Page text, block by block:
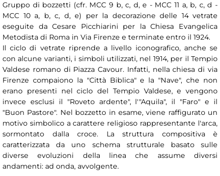
Gruppo di bozzetti (cfr. MCC 9 b, c, d, e - MCC 11 a, b, c, d -
MCC 10 a, b, c, d, e) per la decorazione delle 14 vetrate
eseguite da Cesare Picchiarini per la Chiesa Evangelica
Metodista di Roma in Via Firenze e terminate entro il 1924.
Il ciclo di vetrate riprende a livello iconografico, anche se
con alcune varianti, i simboli utilizzati, nel 1914, per il Tempio
Valdese romano di Piazza Cavour. Infatti, nella chiesa di via
Firenze compaiono la "Città Biblica" e la "Nave", che non
erano presenti nel ciclo del Tempio Valdese, e vengono
invece esclusi il "Roveto ardente", l'"Aquila", il "Faro" e il
"Buon Pastore". Nel bozzetto in esame, viene raffigurato un
motivo simbolico a carattere religioso rappresentante l'arca,
sormontato dalla croce. La struttura compositiva è
caratterizzata da uno schema strutturale basato sulle
diverse evoluzioni della linea che assume diversi
andamenti: ad onda, avvolgente.